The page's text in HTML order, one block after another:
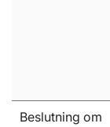
Beslutning om